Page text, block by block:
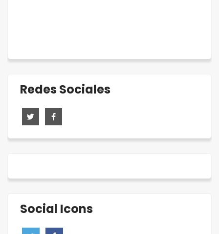
Redes Sociales
Social Icons